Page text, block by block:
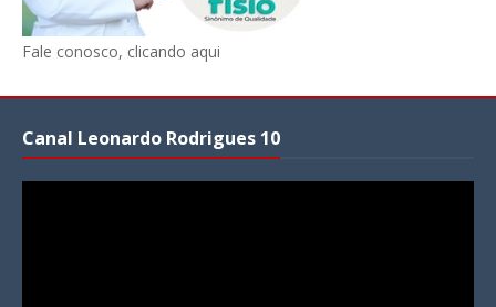
Fale conosco, clicando aqui
Canal Leonardo Rodrigues 10